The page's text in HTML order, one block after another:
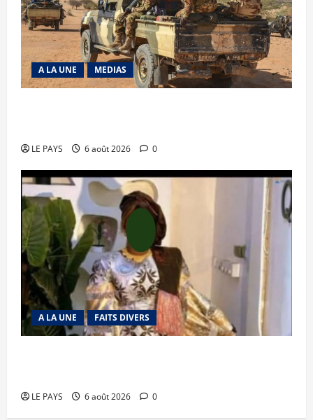
A LA UNE MEDIAS
LE PAYS 6 août 2026 0
A LA UNE FAITS DIVERS
LE PAYS 6 août 2026 0